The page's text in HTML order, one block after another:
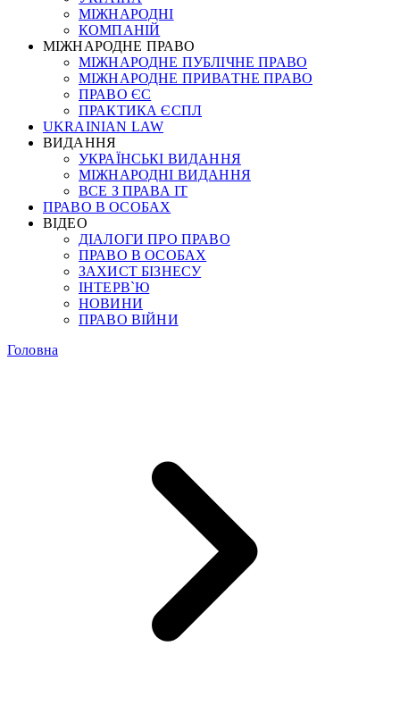
МІЖНАРОДНІ
КОМПАНІЙ
МІЖНАРОДНЕ ПРАВО
МІЖНАРОДНЕ ПУБЛІЧНЕ ПРАВО
МІЖНАРОДНЕ ПРИВАТНЕ ПРАВО
ПРАВО ЄС
ПРАКТИКА ЄСПЛ
UKRAINIAN LAW
ВИДАННЯ
УКРАЇНСЬКІ ВИДАННЯ
МІЖНАРОДНІ ВИДАННЯ
ВСЕ З ПРАВА ІТ
ПРАВО В ОСОБАХ
ВІДЕО
ДІАЛОГИ ПРО ПРАВО
ПРАВО В ОСОБАХ
ЗАХИСТ БІЗНЕСУ
ІНТЕРВ`Ю
НОВИНИ
ПРАВО ВІЙНИ
Головна